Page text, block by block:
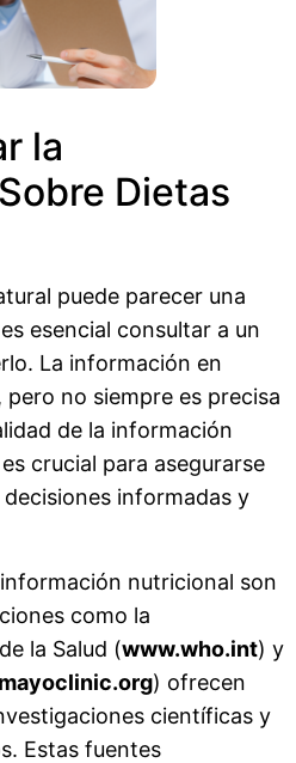
la
Dietas
puede parecer una
esencial consultar a un
La información en
no siempre es precisa
de la información
crucial para asegurarse
informadas y
nutricional son
como la
la Salud (www.who.int) y
) ofrecen
científicas y
Estas fuentes